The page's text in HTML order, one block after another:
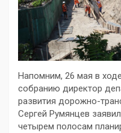
Напомним, 26 мая в
собранию директор
развития дорожно-
Сергей Румянцев
четырем полосам